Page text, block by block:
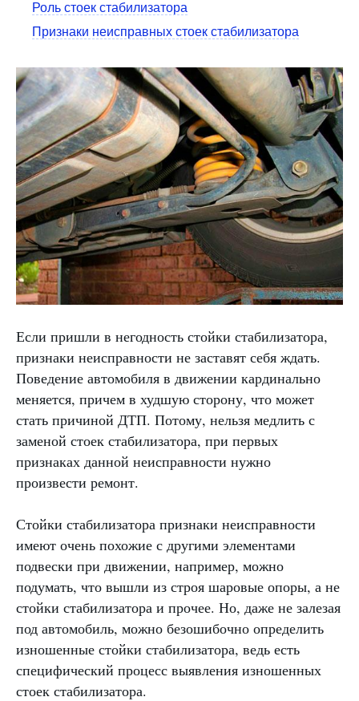
Роль стоек стабилизатора
Признаки неисправных стоек стабилизатора
Если пришли в негодность стойки стабилизатора,
признаки неисправности не заставят себя ждать.
Поведение автомобиля в движении кардинально
меняется, причем в худшую сторону, что может
стать причиной ДТП. Потому, нельзя медлить с
заменой стоек стабилизатора, при первых
признаках данной неисправности нужно
произвести ремонт.
Стойки стабилизатора признаки неисправности
имеют очень похожие с другими элементами
подвески при движении, например, можно
подумать, что вышли из строя шаровые опоры, а не
стойки стабилизатора и прочее. Но, даже не залезая
под автомобиль, можно безошибочно определить
изношенные стойки стабилизатора, ведь есть
специфический процесс выявления изношенных
стоек стабилизатора.